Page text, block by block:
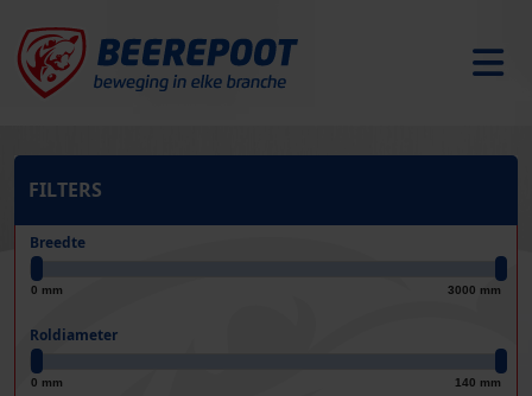
FILTERS
Breedte
0 mm 3000 mm
Roldiameter
0 mm 140 mm